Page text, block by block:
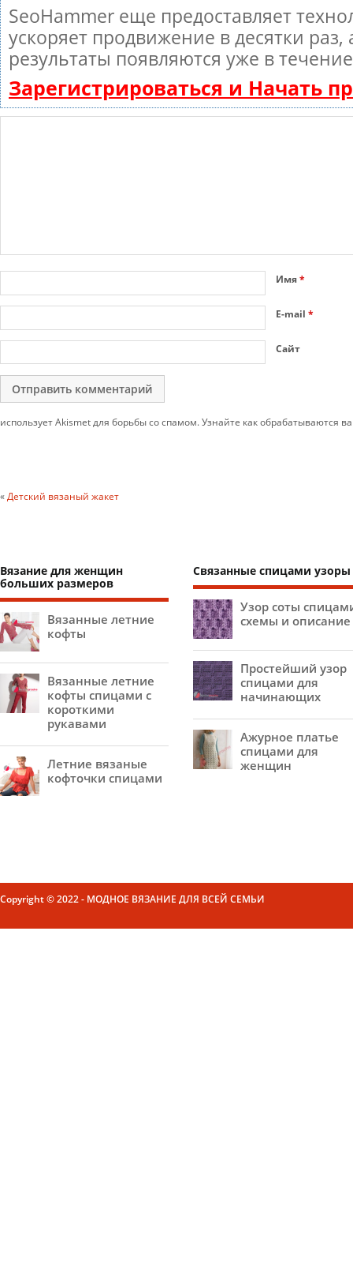
SeoHammer еще предоставляет
ускоряет продвижение в десятки
результаты появляются уже в
Зарегистрироваться и Начать
Имя*
E-mail *
Сайт
использует Akismet для борьбы со спамом. Узнайте как обрабатываются
«Детский вязаный жакет
Вязание для женщин
больших размеров
Вязанные летние
кофты
Вязанные летние
кофты спицами с
короткими
рукавами
Летние вязаные
кофточки спицами
Связанные спицами узоры
Узор соты
схемы и описание
Простейший узор
спицами для
начинающих
Ажурное платье
спицами для
женщин
Copyright © 2022 - МОДНОЕ ВЯЗАНИЕ ДЛЯ ВСЕЙ СЕМЬИ